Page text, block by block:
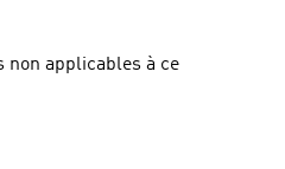
non applicables à ce